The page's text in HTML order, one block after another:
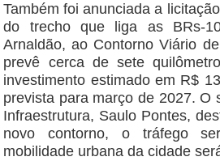
Também foi anunciada a
do trecho que liga as BRs-
Arnaldão, ao Contorno Viário
prevê cerca de sete
investimento estimado em R$
prevista para março de 2027. O
Infraestrutura, Saulo Pontes,
novo contorno, o tráfego
mobilidade urbana da cidade